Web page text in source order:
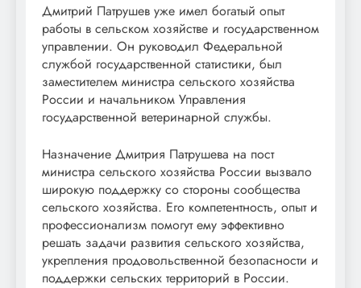
Дмитрий Патрушев уже имел богатый опыт
работы в сельском хозяйстве и государственном
управлении. Он руководил Федеральной
службой государственной статистики, был
заместителем министра сельского хозяйства
России и начальником Управления
государственной ветеринарной службы.
Назначение Дмитрия Патрушева на пост
министра сельского хозяйства России вызвало
широкую поддержку со стороны сообщества
сельского хозяйства. Его компетентность, опыт и
профессионализм помогут ему эффективно
решать задачи развития сельского хозяйства,
укрепления продовольственной безопасности и
поддержки сельских территорий в России.